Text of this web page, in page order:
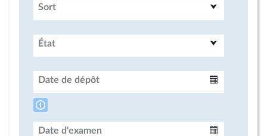
Sort
État
Date de dépôt
Date d'examen